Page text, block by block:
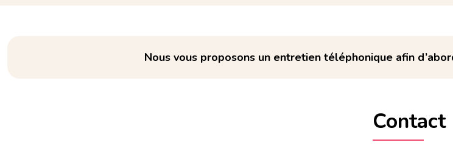
Nous vous proposons un entretien téléphonique afin
Contact